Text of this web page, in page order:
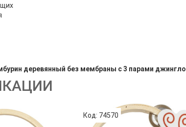
деревянный без мембраны с 3 парами
Код: 74570